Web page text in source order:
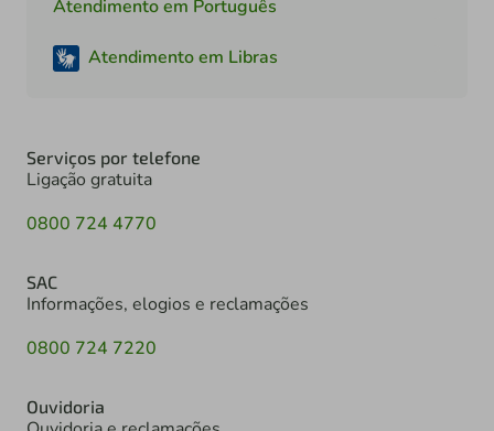
Atendimento em Português
Atendimento em Libras
Serviços por telefone
Ligação gratuita
0800 724 4770
SAC
Informações, elogios e reclamações
0800 724 7220
Ouvidoria